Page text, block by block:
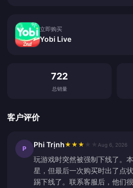
立即购买
Yobi Live
722
总销量
客户评价
P Phi Trịnh★ ★ ★ Aug 6, 2026
玩游戏时突然被强制下线了。
星，但最后一次购买时出了点
踢下线了。联系客服后，他们